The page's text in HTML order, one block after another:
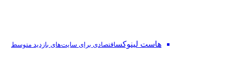
هاست لینوکساقتصادی برای سایت‌های بازدید متوسط